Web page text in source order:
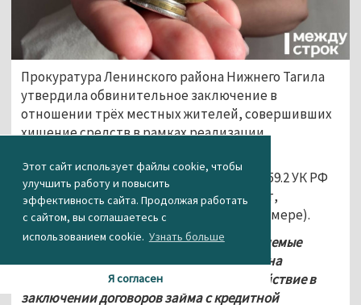
Этот сайт использует файлы cookie, чтобы
улучшить работу и повысить
эффективность сайта. Продолжая работать
с сайтом, вы соглашаетесь с
использованием cookie. Узнать больше
Я согласен
Прокуратура Ленинского района Нижнего Тагила
утвердила обвинительное заключение в
отношении трёх местных жителей, совершивших
хищение средств в рамках реализации
Им предъявлены обвинения по ч. 4 ст. 159.2 УК РФ
(мошенничество при получении выплат,
организованной группой, в крупном размере).
«По версии следствия, в 2019 году обвиняемые
подыскивали владельцев сертификатов на
материнский капитал и оказывали содействие в
заключении договоров займа с кредитной